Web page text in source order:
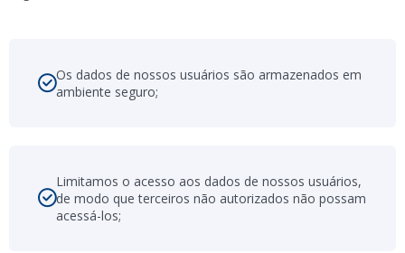
Os dados de nossos usuários são armazenados em
ambiente seguro;
Limitamos o acesso aos dados de nossos usuários,
de modo que terceiros não autorizados não possam
acessá-los;